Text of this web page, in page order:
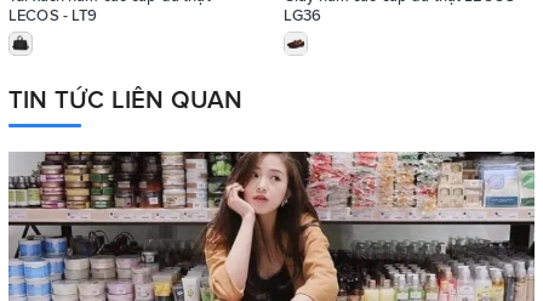
LECOS - LT9
LG36
TIN TỨC LIÊN QUAN